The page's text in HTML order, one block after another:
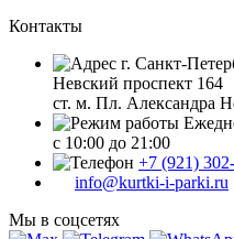
Контакты
г. Санкт-
Невский проспект 164
ст. м. Пл. Александра
с 10:00 до 21:00
+7 (921)
info@kurtki-i-parki.ru
Мы в соцсетях